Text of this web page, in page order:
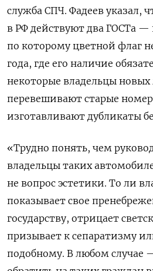
служба СПЧ. Фадеев указал,
в РФ действуют два ГОСТа —
по которому цветной флаг
года, где его наличие
некоторые владельцы
перевешивают старые
изготавливают дубликаты
«Трудно понять, чем
владельцы таких
не вопрос эстетики. То ли
показывает свое
государству, отрицает
призывает к сепаратизму
подобному. В любом случае